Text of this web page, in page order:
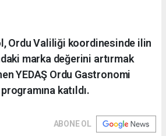
Ordu Valiliği koordinesinde ilin
marka değerini artırmak
YEDAŞ Ordu Gastronomi
katıldı.
ABONE OL